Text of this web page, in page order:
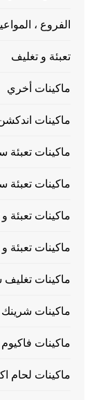
الفروع ،
تعبئة و تغليف
ماكينات أخري
ماكينات
ماكينات تعبئة
ماكينات
ماكينات تعبئة
ماكينات تعبئة
ماكينات
ماكينات شرينك
ماكينات فاكيوم
ماكينات لحام